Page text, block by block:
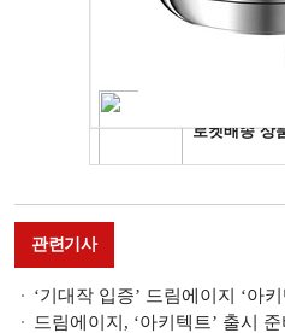
관련기사
‘기대작 입증’ 드림에이지 ‘아키
드림에이지, ‘아키텍트’ 출시